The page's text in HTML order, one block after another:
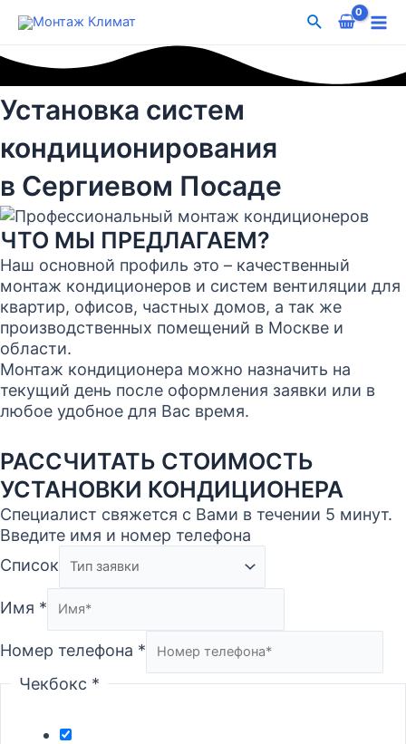
Поиск
Установка систем
кондиционирования
в Сергиевом Посаде
ЧТО МЫ ПРЕДЛАГАЕМ?
Наш основной профиль это – качественный
монтаж кондиционеров и систем вентиляции для
квартир, офисов, частных домов, а так же
производственных помещений в Москве и
области.
Монтаж кондиционера можно назначить на
текущий день после оформления заявки или в
любое удобное для Вас время.
РАССЧИТАТЬ СТОИМОСТЬ
УСТАНОВКИ КОНДИЦИОНЕРА
Специалист свяжется с Вами в течении 5 минут.
Введите имя и номер телефона
Список
Имя *
Номер телефона *
Чекбокс *